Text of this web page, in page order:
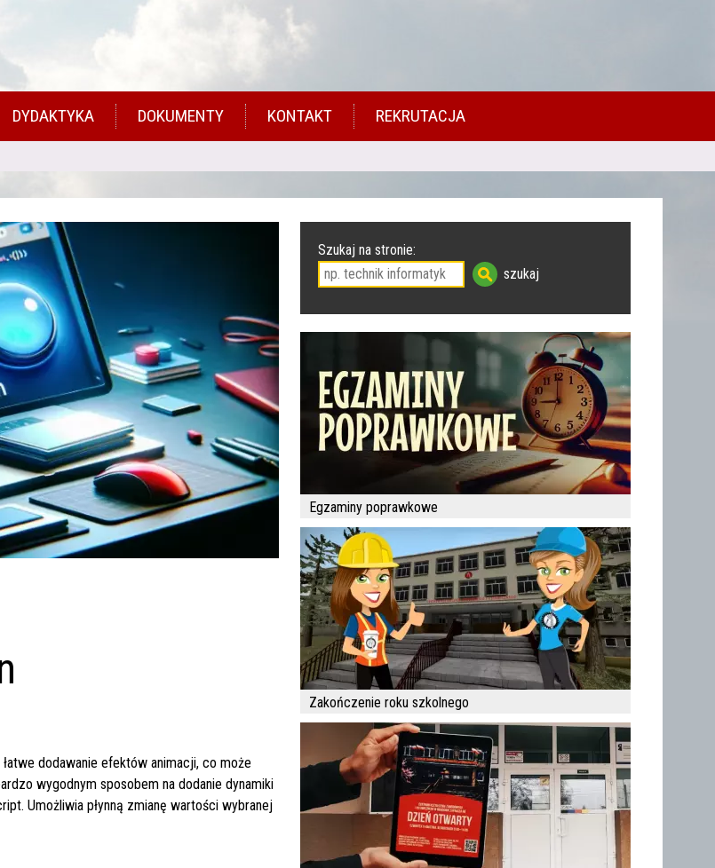
DYDAKTYKA DOKUMENTY KONTAKT REKRUTACJA
dodawanie efektów animacji, co może
wygodnym sposobem na dodanie dynamiki
Umożliwia płynną zmianę wartości wybranej
Szukaj na stronie:
Egzaminy poprawkowe
Zakończenie roku szkolnego